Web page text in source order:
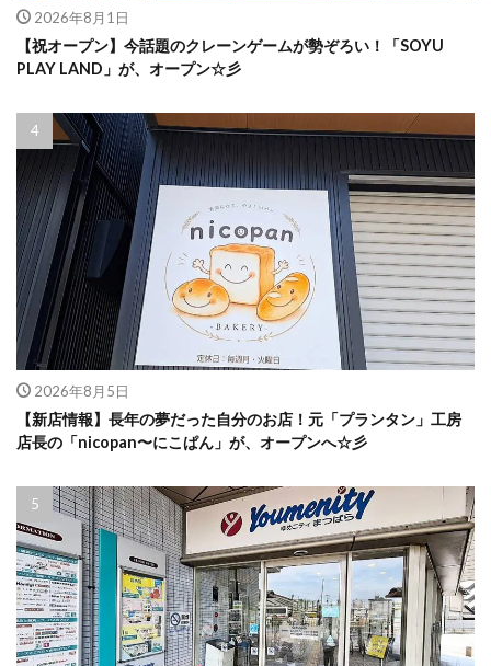
2026年8月1日
【祝オープン】今話題のクレーンゲームが勢ぞろい！「SOYU
PLAY LAND」が、オープン☆彡
2026年8月5日
【新店情報】長年の夢だった自分のお店！元「プランタン」工房
店長の「nicopan〜にこぱん」が、オープンへ☆彡